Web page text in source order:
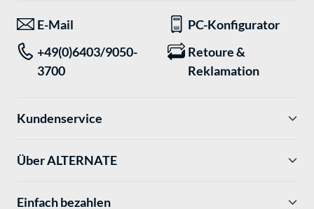
E-Mail
PC-Konfigurator
+49(0)6403/9050-
3700
Retoure &
Reklamation
Kundenservice
Über ALTERNATE
Einfach bezahlen